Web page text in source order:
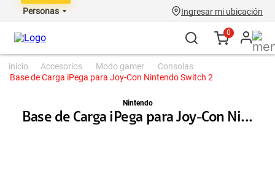
Personas Ingresar mi ubicación
0
accesorios modo gamer
consolas
Base de Carga iPega para Joy-Con Nintendo Switch 2
Nintendo
Base de Carga iPega para Joy-Con Ni...